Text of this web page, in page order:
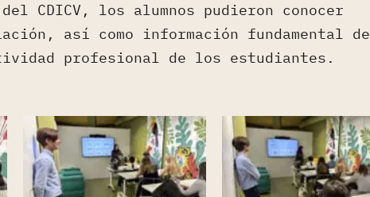
CDICV, los alumnos pudieron conocer
así como información fundamental de
profesional de los estudiantes.